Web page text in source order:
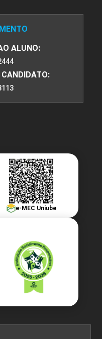
ALUNO:
e-MEC Uniube